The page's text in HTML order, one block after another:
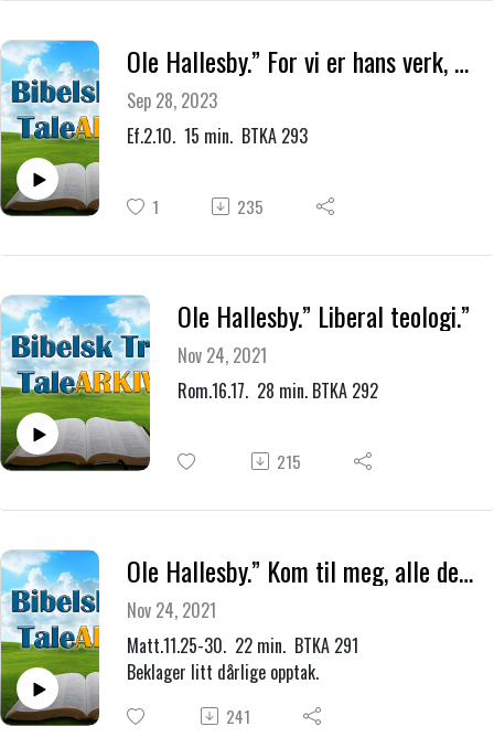
Ole Hallesby.” For vi er hans verk, skapt i Kristus Jesus til gode gjerninger.”
Sep 28, 2023
Ef.2.10. 15 min. BTKA 293
1 235
Ole Hallesby.” Liberal teologi.”
Nov 24, 2021
Rom.16.17. 28 min. BTKA 292
215
Ole Hallesby.” Kom til meg, alle dere som strever og har tungt å bære, og jeg vil gi dere hvile!”
Nov 24, 2021
Matt.11.25-30. 22 min. BTKA 291
Beklager litt dårlige opptak.
241